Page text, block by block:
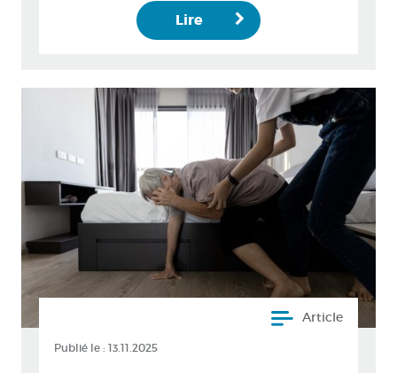
Lire
Article
Publié le : 13.11.2025